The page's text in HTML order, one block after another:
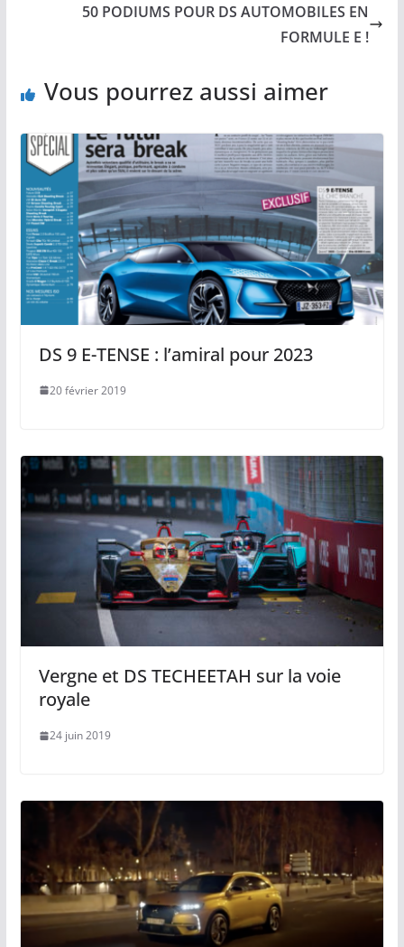
50 PODIUMS POUR DS AUTOMOBILES EN
FORMULE E !
Vous pourrez aussi aimer
DS 9 E-TENSE : l’amiral pour 2023
20 février 2019
Vergne et DS TECHEETAH sur la voie
royale
24 juin 2019